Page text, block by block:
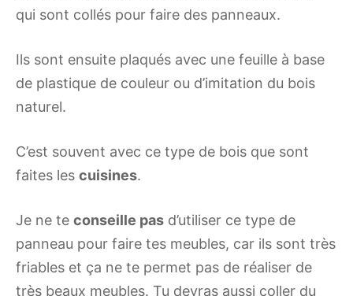
qui sont collés pour faire des panneaux.
Ils sont ensuite plaqués avec une feuille à base
de plastique de couleur ou d’imitation du bois
naturel.
C’est souvent avec ce type de bois que sont
faites les cuisines.
Je ne te conseille pas d’utiliser ce type de
panneau pour faire tes meubles, car ils sont très
friables et ça ne te permet pas de réaliser de
très beaux meubles. Tu devras aussi coller du